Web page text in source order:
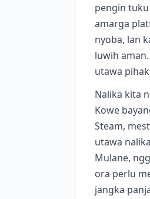
pengin
amarga
nyoba, lan
luwih
utawa
Nalika kita
Kowe
Steam,
utawa
Mulane,
ora perlu
jangka